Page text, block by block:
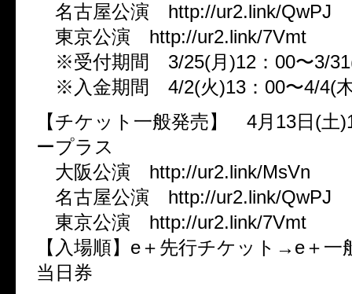
名古屋公演 http://ur2.link/QwPJ
東京公演 http://ur2.link/7Vmt
※受付期間 3/25(月)12：00〜3/
※入金期間 4/2(火)13：00〜4/4(
【チケット一般発売】 4月13日(
ープラス
大阪公演 http://ur2.link/MsVn
名古屋公演 http://ur2.link/QwPJ
東京公演 http://ur2.link/7Vmt
【入場順】e＋先行チケット→e＋
当日券